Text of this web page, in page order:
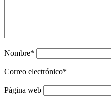
Nombre*
Correo electrónico*
Página web